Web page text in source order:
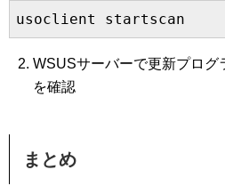
usoclient startscan
WSUSサーバーで更新プログ
を確認
まとめ